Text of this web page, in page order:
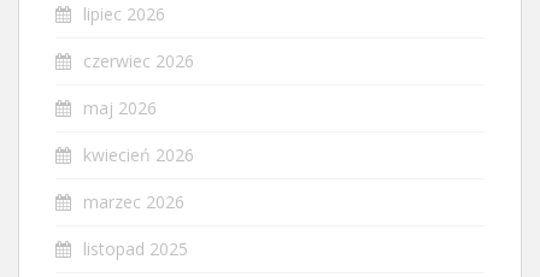
lipiec 2026
czerwiec 2026
maj 2026
kwiecień 2026
marzec 2026
listopad 2025